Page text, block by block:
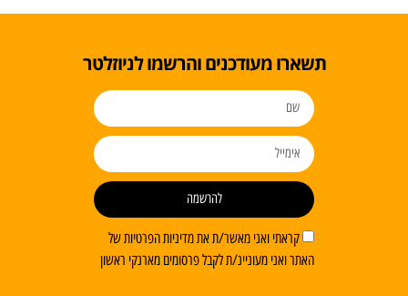
תשארו מעודכנים והרשמו לניוזלטר
קראתי ואני מאשר/ת את מדיניות הפרטיות של
האתר ואני מעוניינ/ת לקבל פרסומים מארנקי ראשון
להרשמה